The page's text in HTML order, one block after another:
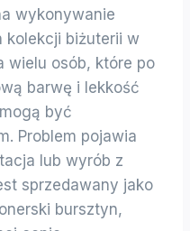
wykonywanie
kolekcji biżuterii w
wielu osób, które po
barwę i lekkość
być
Problem pojawia
lub wyrób z
sprzedawany jako
bursztyn,